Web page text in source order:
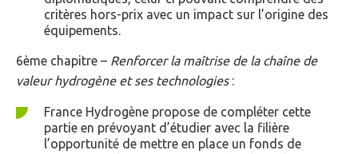
critères hors-prix avec un impact sur l’origine des
équipements.
6ème chapitre – Renforcer la maîtrise de la chaîne de
valeur hydrogène et ses technologies:
France Hydrogène propose de compléter cette
partie en prévoyant d’étudier avec la filière
l’opportunité de mettre en place un fonds de